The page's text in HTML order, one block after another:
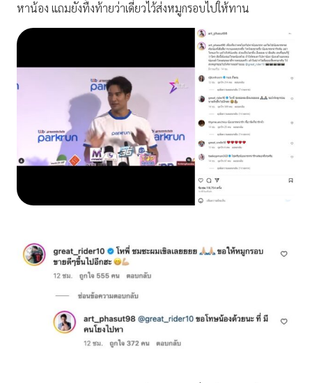
หาน้อง แถมยังทื้งท้ายว่าเดี่ยวไว้ส่งหมูกรอบไปให้ทาน